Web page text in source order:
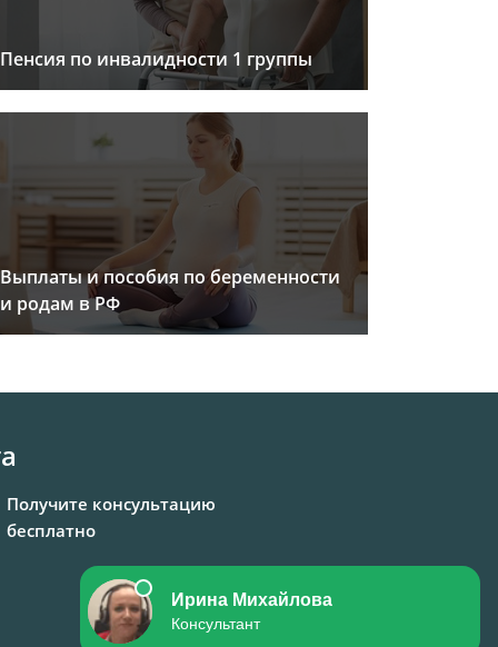
Пенсия по инвалидности 1 группы
Выплаты и пособия по беременности
и родам в РФ
Получите консультацию
бесплатно